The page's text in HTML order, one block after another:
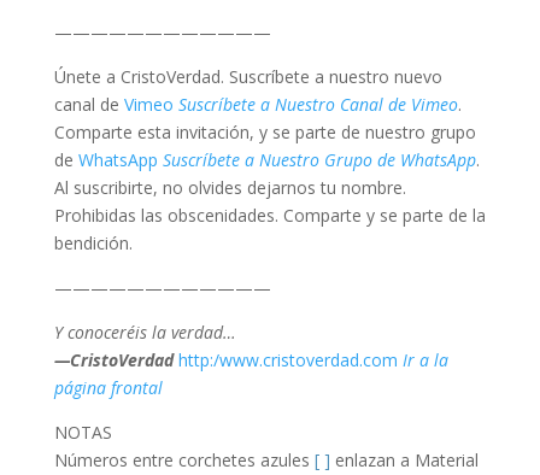
————————————
Únete a CristoVerdad. Suscríbete a nuestro nuevo
canal de Vimeo Suscríbete a Nuestro Canal de Vimeo.
Comparte esta invitación, y se parte de nuestro grupo
de WhatsApp Suscríbete a Nuestro Grupo de WhatsApp.
Al suscribirte, no olvides dejarnos tu nombre.
Prohibidas las obscenidades. Comparte y se parte de la
bendición.
————————————
Y conoceréis la verdad…
—CristoVerdad http:/www.cristoverdad.com Ir a la
página frontal
NOTAS
Números entre corchetes azules [ ] enlazan a Material